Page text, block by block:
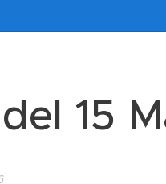
15